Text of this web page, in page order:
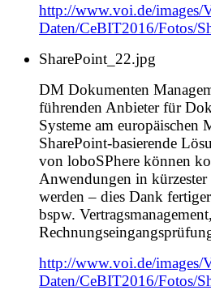
http://www.voi.de/images/
Daten/CeBIT2016/Fotos/
SharePoint_22.jpg
DM Dokumenten
führenden Anbieter für
Systeme am europäischen
SharePoint-basierende
von loboSPhere können
Anwendungen in
werden – dies Dank
bspw.
http://www.voi.de/images/
Daten/CeBIT2016/Fotos/